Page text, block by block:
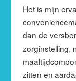
Het is mijn
dan de
zorginstelling,
zitten en